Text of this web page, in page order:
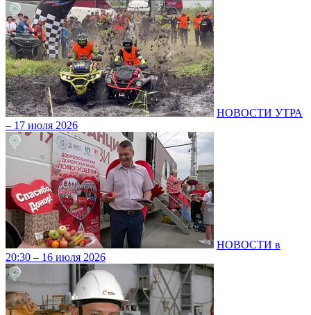
НОВОСТИ УТРА
– 17 июля 2026
НОВОСТИ в
20:30 – 16 июля 2026